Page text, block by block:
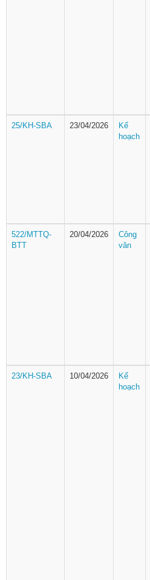
25/KH-SBA 23/04/2026
Kế
hoạch
522/MTTQ-
BTT
20/04/2026
Công
văn
23/KH-SBA 10/04/2026
Kế
hoạch